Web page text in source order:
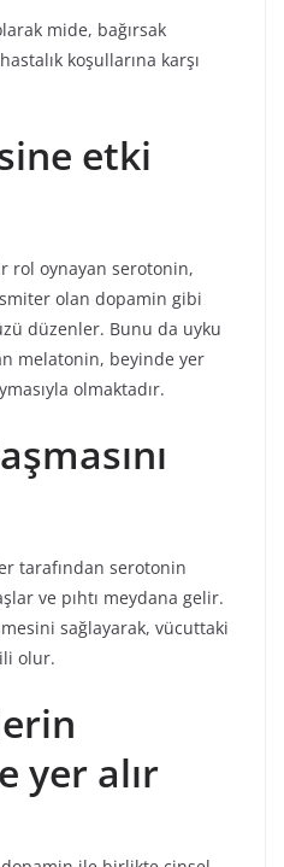
mide, bağırsak
koşullarına karşı
etki
rol oynayan serotonin,
olan dopamin gibi
düzenler. Bunu da uyku
melatonin, beyinde yer
olmaktadır.
tarafından serotonin
ve pıhtı meydana gelir.
sağlayarak, vücuttaki
olur.
yer alır